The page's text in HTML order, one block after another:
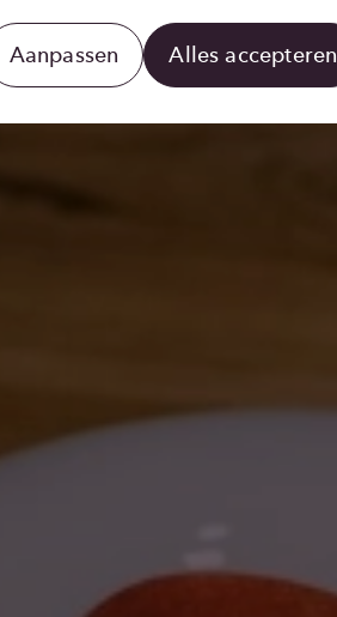
Aanpassen Alles accepteren